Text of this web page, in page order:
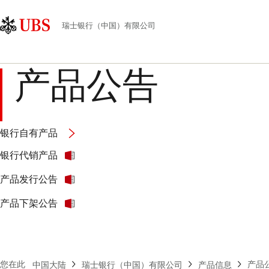
Area
导
航
瑞士银行（中国）有限公司
产品公告
银行自有产品
银行代销产品
产品发行公告
产品下架公告
您在此 中国大陆 瑞士银行（中国）有限公司 产品信息 产品